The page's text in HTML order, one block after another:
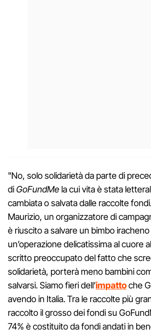
"No, solo solidarietà da parte di
diGoFundMe la cui vita è stata
cambiata o salvata dalle raccolte
Maurizio, un organizzatore di
è riuscito a salvare un bimbo
un’operazione delicatissima al cuore
scritto preoccupato del fatto che
solidarietà, porterà meno bambini
salvarsi. Siamo fieri dell’impattoche
avendo in Italia. Tra le raccolte più
raccolto il grosso dei fondi su
74% è costituito da fondi andati in